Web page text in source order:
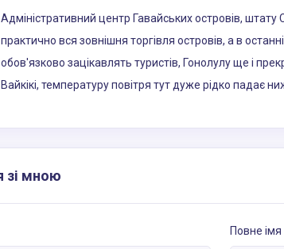
Адміністративний центр Гавайських островів,
практично вся зовнішня торгівля островів, а в
обов'язково зацікавлять туристів, Гонолулу ще і
Вайкікі, температуру повітря тут дуже рідко падає
зі мною
Повне імя